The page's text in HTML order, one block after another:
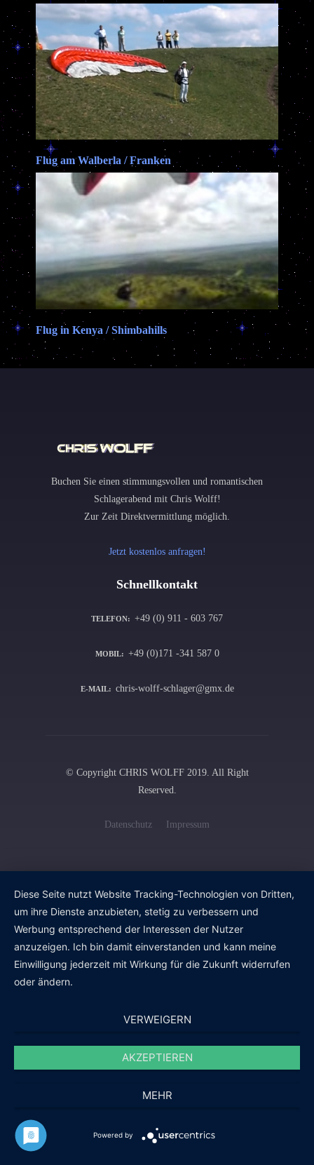
Flug am Walberla / Franken
Flug in Kenya / Shimbahills
Buchen Sie einen stimmungsvollen und romantischen
Schlagerabend mit Chris Wolff!
Zur Zeit Direktvermittlung möglich.
Jetzt kostenlos anfragen!
Schnellkontakt
TELEFON: +49 (0) 911 - 603 767
MOBIL: +49 (0)171 -341 587 0
E-MAIL: chris-wolff-schlager@gmx.de
© Copyright CHRIS WOLFF 2019. All Right
Reserved.
Datenschutz Impressum
Diese Seite nutzt Website Tracking-Technologien von Dritten,
um ihre Dienste anzubieten, stetig zu verbessern und
Werbung entsprechend der Interessen der Nutzer
anzuzeigen. Ich bin damit einverstanden und kann meine
Einwilligung jederzeit mit Wirkung für die Zukunft widerrufen
oder ändern.
VERWEIGERN
AKZEPTIEREN
MEHR
Powered by